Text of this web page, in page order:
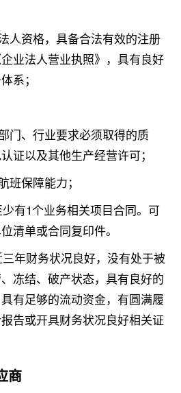
人资格，具备合法有效的注册
业法人营业执照》，具有良好
系；
门、行业要求必须取得的质
证以及其他生产经营许可；
保障能力；
有1个业务相关项目合同。可
清单或合同复印件。
年财务状况良好，没有处于被
冻结、破产状态，具有良好的
有足够的流动资金，有圆满履
告或开具财务状况良好相关证
商